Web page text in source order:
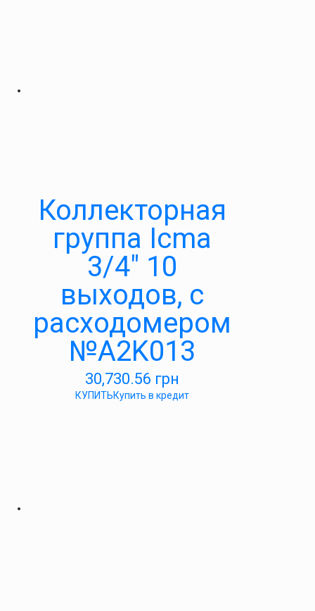
Коллекторная
группа Icma
3/4″ 10
выходов, с
расходомером
№A2K013
30,730.56 грн
КУПИТЬКупить в кредит